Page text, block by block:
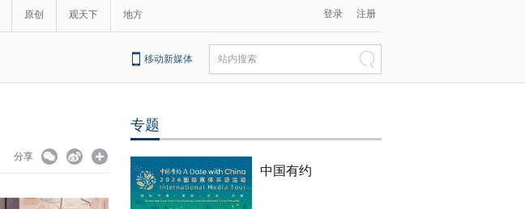
原创 观天下 地方 登录 注册
移动新媒体 站内搜索
分享
专题
中国有约